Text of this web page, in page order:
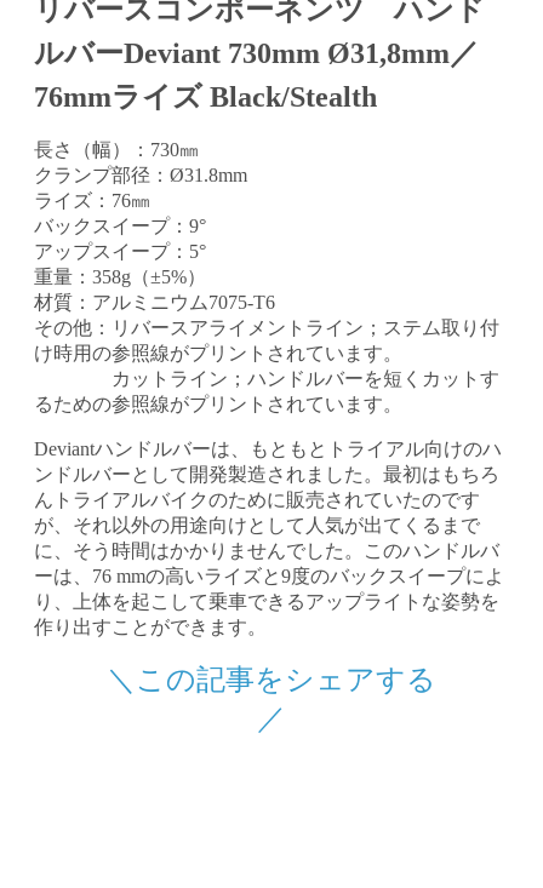
リバースコンポーネンツ ハンド
ルバーDeviant 730mm Ø31,8mm／
76mmライズ Black/Stealth
長さ（幅）：730㎜
クランプ部径：Ø31.8mm
ライズ：76㎜
バックスイープ：9°
アップスイープ：5°
重量：358g（±5%）
材質：アルミニウム7075-T6
その他：リバースアライメントライン；ステム取り付
け時用の参照線がプリントされています。
カットライン；ハンドルバーを短くカットす
るための参照線がプリントされています。
Deviantハンドルバーは、もともとトライアル向けのハ
ンドルバーとして開発製造されました。最初はもちろ
んトライアルバイクのために販売されていたのです
が、それ以外の用途向けとして人気が出てくるまで
に、そう時間はかかりませんでした。このハンドルバ
ーは、76 mmの高いライズと9度のバックスイープによ
り、上体を起こして乗車できるアップライトな姿勢を
作り出すことができます。
＼この記事をシェアする
／